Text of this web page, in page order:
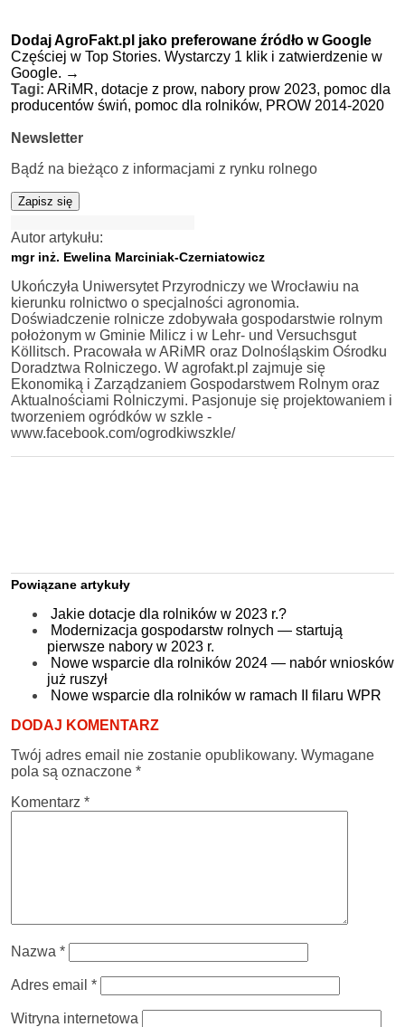
Dodaj AgroFakt.pl jako preferowane źródło w Google
Częściej w Top Stories. Wystarczy 1 klik i zatwierdzenie w
Google. →
Tagi: ARiMR, dotacje z prow, nabory prow 2023, pomoc dla
producentów świń, pomoc dla rolników, PROW 2014-2020
Newsletter
Bądź na bieżąco z informacjami z rynku rolnego
Zapisz się
Autor artykułu:
mgr inż. Ewelina Marciniak-Czerniatowicz
Ukończyła Uniwersytet Przyrodniczy we Wrocławiu na
kierunku rolnictwo o specjalności agronomia.
Doświadczenie rolnicze zdobywała gospodarstwie rolnym
położonym w Gminie Milicz i w Lehr- und Versuchsgut
Köllitsch. Pracowała w ARiMR oraz Dolnośląskim Ośrodku
Doradztwa Rolniczego. W agrofakt.pl zajmuje się
Ekonomiką i Zarządzaniem Gospodarstwem Rolnym oraz
Aktualnościami Rolniczymi. Pasjonuje się projektowaniem i
tworzeniem ogródków w szkle -
www.facebook.com/ogrodkiwszkle/
Powiązane artykuły
Jakie dotacje dla rolników w 2023 r.?
Modernizacja gospodarstw rolnych — startują
pierwsze nabory w 2023 r.
Nowe wsparcie dla rolników 2024 — nabór wniosków
już ruszył
Nowe wsparcie dla rolników w ramach II filaru WPR
DODAJ KOMENTARZ
Twój adres email nie zostanie opublikowany. Wymagane
pola są oznaczone *
Komentarz *
Nazwa *
Adres email *
Witryna internetowa